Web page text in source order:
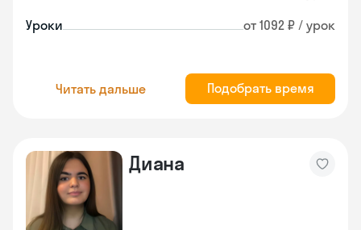
Уроки от 1092 ₽ / урок
Читать дальше Подобрать время
Диана